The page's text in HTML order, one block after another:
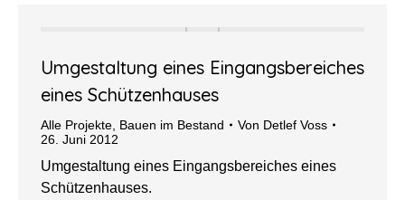
Umgestaltung eines Eingangsbereiches
eines Schützenhauses
Alle Projekte Bauen im Bestand Von Detlef Voss
26. Juni 2012
Umgestaltung eines Eingangsbereiches eines
Schützenhauses.